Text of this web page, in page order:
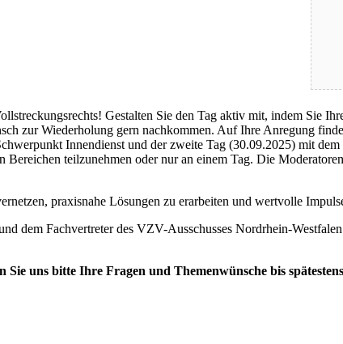
Gestalten Sie den Tag aktiv mit, indem Sie
zur Wiederholung gern nachkommen. Auf Ihre Anregung
Innendienst und der zweite Tag (30.09.2025) mit
teilzunehmen oder nur an einem Tag. Die
praxisnahe Lösungen zu erarbeiten und wertvolle
dem Fachvertreter des VZV-Ausschusses Nordrhein-
Sie uns bitte Ihre Fragen und Themenwünsche bis